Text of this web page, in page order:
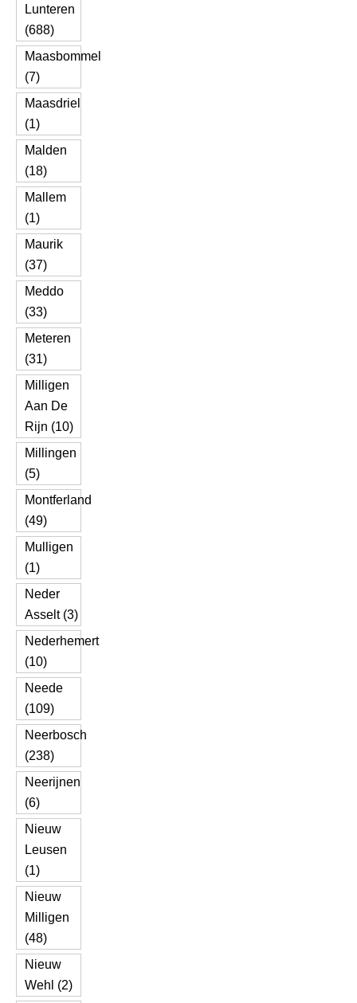
Lunteren
(688)
Maasbommel
(7)
Maasdriel
(1)
Malden
(18)
Mallem
(1)
Maurik
(37)
Meddo
(33)
Meteren
(31)
Milligen
Aan De
Rijn (10)
Millingen
(5)
Montferland
(49)
Mulligen
(1)
Neder
Asselt (3)
Nederhemert
(10)
Neede
(109)
Neerbosch
(238)
Neerijnen
(6)
Nieuw
Leusen
(1)
Nieuw
Milligen
(48)
Nieuw
Wehl (2)